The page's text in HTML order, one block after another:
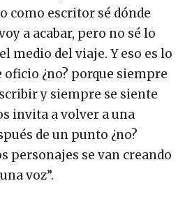
como escritor sé dónde
a acabar, pero no sé lo
medio del viaje. Y eso es lo
oficio ¿no? porque siempre
y siempre se siente
invita a volver a una
de un punto ¿no?
personajes se van creando
voz”.